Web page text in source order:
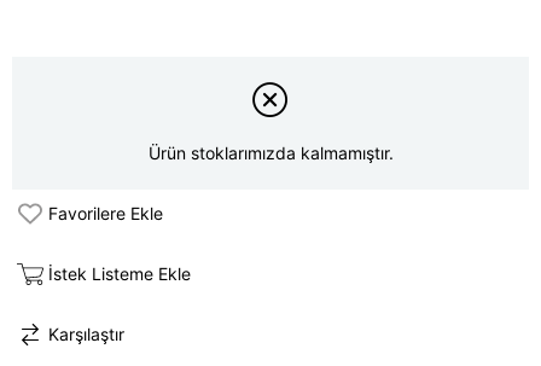
Ürün stoklarımızda kalmamıştır.
Favorilere Ekle
İstek Listeme Ekle
Karşılaştır